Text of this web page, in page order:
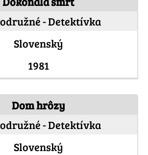
- Detektívka
Slovenský
1981
Dom hrôzy
- Detektívka
Slovenský